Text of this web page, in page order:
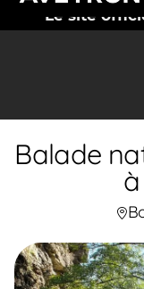
Le site
Balade